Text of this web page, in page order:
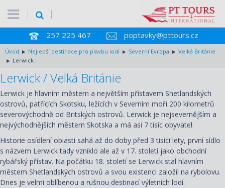
257 225 467 poptavky@pttours.cz
Úvod Nejlepší destinace pro plavbu lodí Severní Evropa
Velká Británie
Lerwick
Lerwick / Velká Británie
Lerwick je hlavním městem a největším přístavem Shetlandských
ostrovů, patřících Skotsku, ležících v Severním moři 200 kilometrů
severovýchodně od Britských ostrovů. Lerwick je nejsevernějším a
nejvýchodnějších městem Skotska a má asi 7 tisíc obyvatel.
Historie osídlení oblasti sahá až do doby před 3 tisíci lety, první sídlo
s názvem Lerwick tady vzniklo ale až v 17. století jako obchodní
rybářský přístav. Na počátku 18. století se Lerwick stal hlavním
městem Shetlandských ostrovů a svou existenci založil na rybolovu.
Dnes je velmi oblíbenou a rušnou destinací výletních lodí.